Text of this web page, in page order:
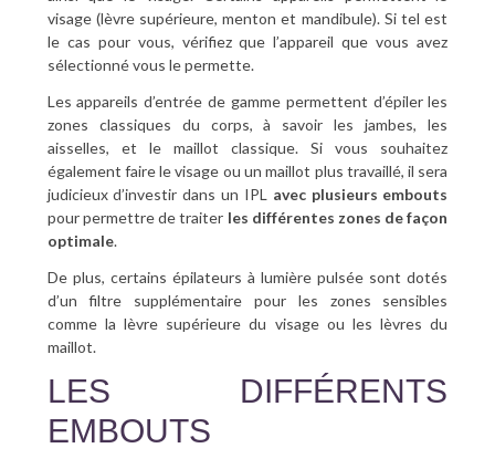
visage (lèvre supérieure, menton et mandibule). Si tel est
le cas pour vous, vérifiez que l’appareil que vous avez
sélectionné vous le permette.
Les appareils d’entrée de gamme permettent d’épiler les
zones classiques du corps, à savoir les jambes, les
aisselles, et le maillot classique. Si vous souhaitez
également faire le visage ou un maillot plus travaillé, il sera
judicieux d’investir dans un IPL avec plusieurs embouts
pour permettre de traiter les différentes zones de façon
optimale.
De plus, certains épilateurs à lumière pulsée sont dotés
d’un filtre supplémentaire pour les zones sensibles
comme la lèvre supérieure du visage ou les lèvres du
maillot.
LES DIFFÉRENTS
EMBOUTS